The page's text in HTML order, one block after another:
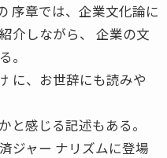
序章では、企業文化論に
介しながら、 企業の文
。
に、お世辞にも読みや
と感じる記述もある。
ジャー ナリズムに登場